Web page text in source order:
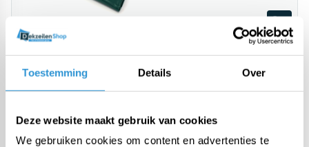
Toestemming Details Over
Deze website maakt gebruik van cookies
We gebruiken cookies om content en advertenties te
Tarp 8x10 PVC 900 -
Green
1-2 weeks (customized
€1148,00Incl btw